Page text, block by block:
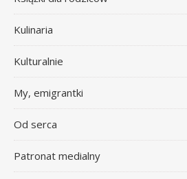
Kulinaria
Kulturalnie
My, emigrantki
Od serca
Patronat medialny